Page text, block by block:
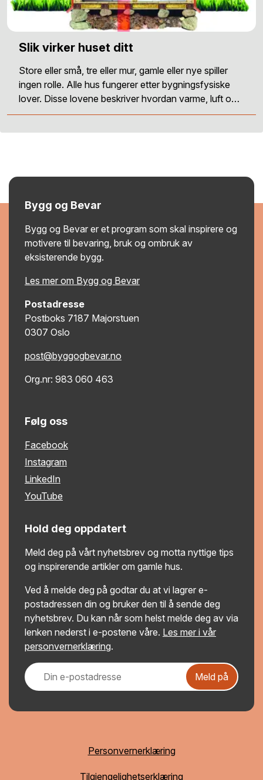
Slik virker huset ditt
Store eller små, tre eller mur, gamle eller nye spiller
ingen rolle. Alle hus fungerer etter bygningsfysiske
lover. Disse lovene beskriver hvordan varme, luft o…
Bygg og Bevar
Bygg og Bevar er et program som skal inspirere og
motivere til bevaring, bruk og ombruk av
eksisterende bygg.
Les mer om Bygg og Bevar
Postadresse
Postboks 7187 Majorstuen
0307 Oslo
post@byggogbevar.no
Org.nr: 983 060 463
Følg oss
Facebook
Instagram
LinkedIn
YouTube
Hold deg oppdatert
Meld deg på vårt nyhetsbrev og motta nyttige tips
og inspirerende artikler om gamle hus.
Ved å melde deg på godtar du at vi lagrer e-
postadressen din og bruker den til å sende deg
nyhetsbrev. Du kan når som helst melde deg av via
lenken nederst i e-postene våre. Les mer i vår
personvernerklæring.
Meld på
Personvernerklæring
Tilgjengelighetserklæring